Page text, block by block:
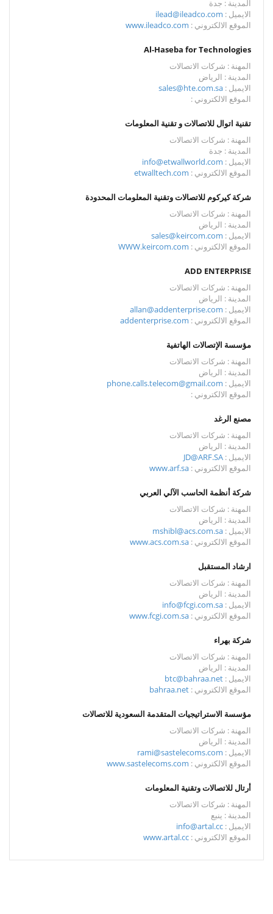
المدينة : جدة
الايميل : ilead@ileadco.com
الموقع الالكتروني : www.ileadco.com
Al-Haseba for Technologies
المهنة : شركات الاتصالات
المدينة : الرياض
الايميل : sales@hte.com.sa
الموقع الالكتروني :
تقنية اتوال للاتصالات و تقنية المعلومات
المهنة : شركات الاتصالات
المدينة : جدة
الايميل : info@etwallworld.com
الموقع الالكتروني : etwalltech.com
شركة كيركوم للاتصالات وتقنية المعلومات المحدودة
المهنة : شركات الاتصالات
المدينة : الرياض
الايميل : sales@keircom.com
الموقع الالكتروني : WWW.keircom.com
ADD ENTERPRISE
المهنة : شركات الاتصالات
المدينة : الرياض
الايميل : allan@addenterprise.com
الموقع الالكتروني : addenterprise.com
مؤسسة الإتصالات الهاتفية
المهنة : شركات الاتصالات
المدينة : الرياض
الايميل : phone.calls.telecom@gmail.com
الموقع الالكتروني :
مصنع الرغد
المهنة : شركات الاتصالات
المدينة : الرياض
الايميل : JD@ARF.SA
الموقع الالكتروني : www.arf.sa
شركة أنظمة الحاسب الآلي العربي
المهنة : شركات الاتصالات
المدينة : الرياض
الايميل : mshibl@acs.com.sa
الموقع الالكتروني : www.acs.com.sa
ارشاد المستقبل
المهنة : شركات الاتصالات
المدينة : الرياض
الايميل : info@fcgi.com.sa
الموقع الالكتروني : www.fcgi.com.sa
شركة بهراء
المهنة : شركات الاتصالات
المدينة : الرياض
الايميل : btc@bahraa.net
الموقع الالكتروني : bahraa.net
مؤسسة الاستراتيجيات المتقدمة السعودية للاتصالات
المهنة : شركات الاتصالات
المدينة : الرياض
الايميل : rami@sastelecoms.com
الموقع الالكتروني : www.sastelecoms.com
أرتال للاتصالات وتقنية المعلومات
المهنة : شركات الاتصالات
المدينة : ينبع
الايميل : info@artal.cc
الموقع الالكتروني : www.artal.cc